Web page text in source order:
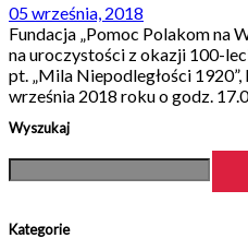
05 września, 2018
Fundacja „Pomoc Polakom na
na uroczystości z okazji 100-
pt. „Mila Niepodległości
września 2018 roku o godz.
Wyszukaj
Kategorie